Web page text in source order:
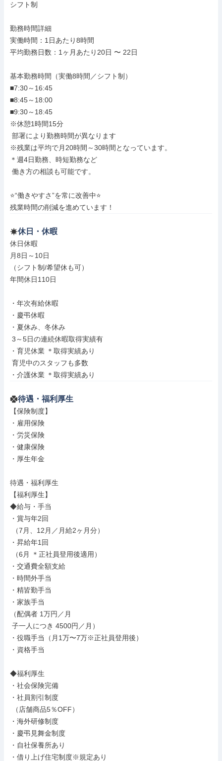
シフト制
勤務時間詳細
実働時間：1日あたり8時間
平均勤務日数：1ヶ月あたり20日 〜 22日
基本勤務時間（実働8時間／シフト制）
■7:30～16:45
■8:45～18:00
■9:30～18:45
※休憩1時間15分
※残業は平均で月20時間～30時間となっています。
＊週4日勤務、時短勤務など
⭐“働きやすさ”を常に改善中⭐
残業時間の削減を進めています！
休日・休暇
休日休暇
月8日～10日
（シフト制/希望休も可）
年間休日110日
・年次有給休暇
・慶弔休暇
・夏休み、冬休み
・育児休業 ＊取得実績あり
・介護休業 ＊取得実績あり
待遇・福利厚生
【保険制度】
・雇用保険
・労災保険
・健康保険
・厚生年金
待遇・福利厚生
【福利厚生】
◆給与・手当
・賞与年2回
・昇給年1回
・交通費全額支給
・時間外手当
・精皆勤手当
・家族手当
（配偶者 1万円／月
・役職手当（月1万〜7万※正社員登用後）
・資格手当
◆福利厚生
・社会保険完備
・社員割引制度
・海外研修制度
・慶弔見舞金制度
・自社保養所あり
・借り上げ住宅制度※規定あり